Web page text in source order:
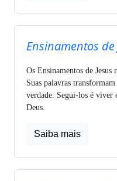
Ensinamentos de
Os Ensinamentos de Jesus
Suas palavras
verdade. Segui-los é viver
Deus.
Saiba mais